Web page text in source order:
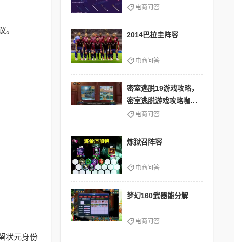
。
状元身份
电商问答
2014巴拉圭阵容
电商问答
密室逃脱19游戏攻略，
密室逃脱游戏攻略咖啡
店 电商问答
炼狱召阵容
电商问答
梦幻160武器能分解
电商问答